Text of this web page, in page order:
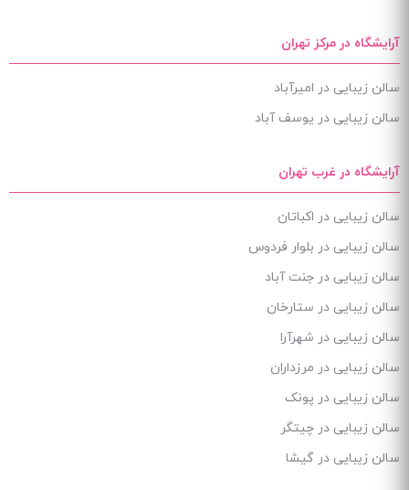
آرایشگاه در مرکز تهران
سالن زیبایی در امیرآباد
سالن زیبایی در یوسف آباد
آرایشگاه در غرب تهران
سالن زیبایی در اکباتان
سالن زیبایی در بلوار فردوس
سالن زیبایی در جنت آباد
سالن زیبایی در ستارخان
سالن زیبایی در شهرآرا
سالن زیبایی در مرزداران
سالن زیبایی در پونک
سالن زیبایی در چیتگر
سالن زیبایی در گیشا